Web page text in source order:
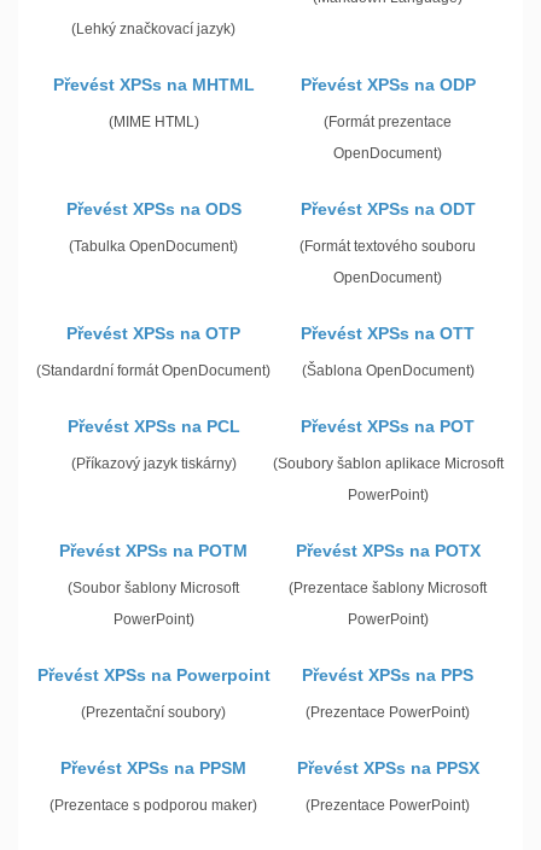
(Lehký značkovací jazyk)
Převést XPSs na MHTML
(MIME HTML)
Převést XPSs na ODP
(Formát prezentace
OpenDocument)
Převést XPSs na ODS
(Tabulka OpenDocument)
Převést XPSs na ODT
(Formát textového souboru
OpenDocument)
Převést XPSs na OTP
(Standardní formát OpenDocument)
Převést XPSs na OTT
(Šablona OpenDocument)
Převést XPSs na PCL
(Příkazový jazyk tiskárny)
Převést XPSs na POT
(Soubory šablon aplikace Microsoft
PowerPoint)
Převést XPSs na POTM
(Soubor šablony Microsoft
PowerPoint)
Převést XPSs na POTX
(Prezentace šablony Microsoft
PowerPoint)
Převést XPSs na Powerpoint
(Prezentační soubory)
Převést XPSs na PPS
(Prezentace PowerPoint)
Převést XPSs na PPSM
(Prezentace s podporou maker)
Převést XPSs na PPSX
(Prezentace PowerPoint)